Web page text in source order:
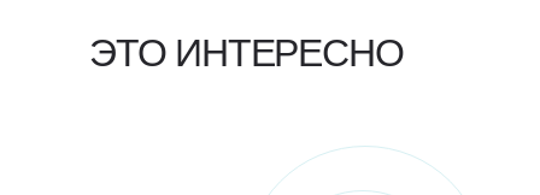
ЭТО ИНТЕРЕСНО